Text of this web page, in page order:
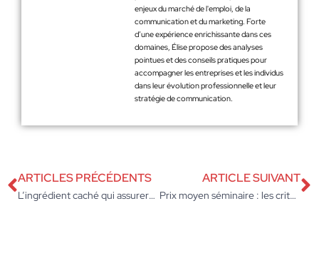
enjeux du marché de l'emploi, de la
communication et du marketing. Forte
d’une expérience enrichissante dans ces
domaines, Élise propose des analyses
pointues et des conseils pratiques pour
accompagner les entreprises et les individus
dans leur évolution professionnelle et leur
stratégie de communication.
ARTICLES PRÉCÉDENTS
L’ingrédient caché qui assurera le succès de votre salon de thé
ARTICLE SUIVANT
Prix moyen séminaire : les critères qui influencent le coût d’un événement professionnel à Lyon